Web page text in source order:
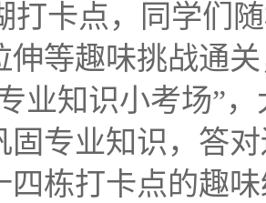
打卡点，同学们
伸等趣味挑战通
业知识小考场”
固专业知识，答
四栋打卡点的趣